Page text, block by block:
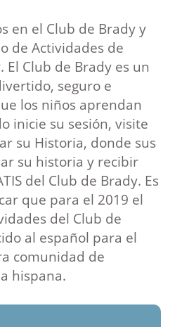
en el Club de Brady y
de Actividades de
Club de Brady es un
seguro e
los niños aprendan
inicie su sesión, visite
su Historia, donde sus
su historia y recibir
del Club de Brady. Es
que para el 2019 el
del Club de
al español para el
comunidad de
hispana.